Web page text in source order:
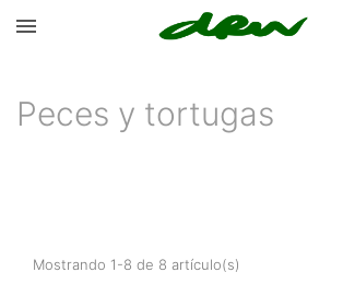

Peces y tortugas
Mostrando 1-8 de 8 artículo(s)